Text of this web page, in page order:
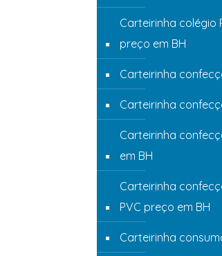
Carteirinha colégio
preço em BH
Carteirinha
Carteirinha
Carteirinha
em BH
Carteirinha
PVC preço em BH
Carteirinha